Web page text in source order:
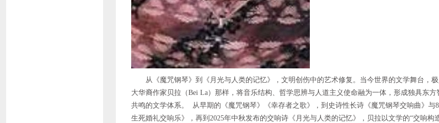
从《魔咒钢琴》到《月光与人类的记忆》，文明创伤中的艺术修复。当今世界的文学舞台，
大华裔作家贝拉（Bei La）那样，将音乐结构、哲学思辨与人道主义使命融为一体，形成独具东方
共鸣的文学体系。 从早期的《魔咒钢琴》《幸存者之歌》，到史诗性长诗《魔咒钢琴交响曲》与
生死婚礼交响乐》，再到2025年中秋发布的交响诗《月光与人类的记忆》，贝拉以文学的“交响构